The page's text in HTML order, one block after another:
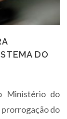
DO
Ministério do
prorrogação do